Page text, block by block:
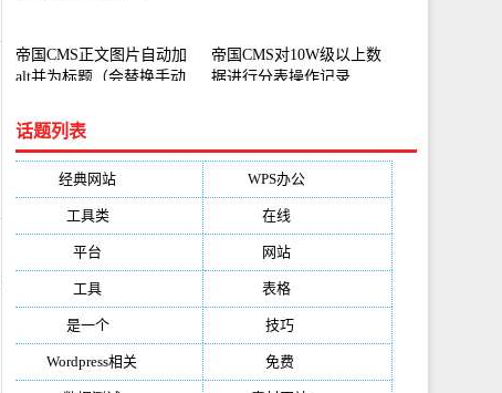
帝国CMS正文图片自动加
alt并为标题（会替换手动
帝国CMS对10W级以上数
据进行分表操作记录
话题列表
经典网站 WPS办公(2513)
工具类(1994) 在线(1987)
平台 网站(1170)
工具 表格(1052)
是一个(1026) 技巧
Wordpress相关(851) 免费